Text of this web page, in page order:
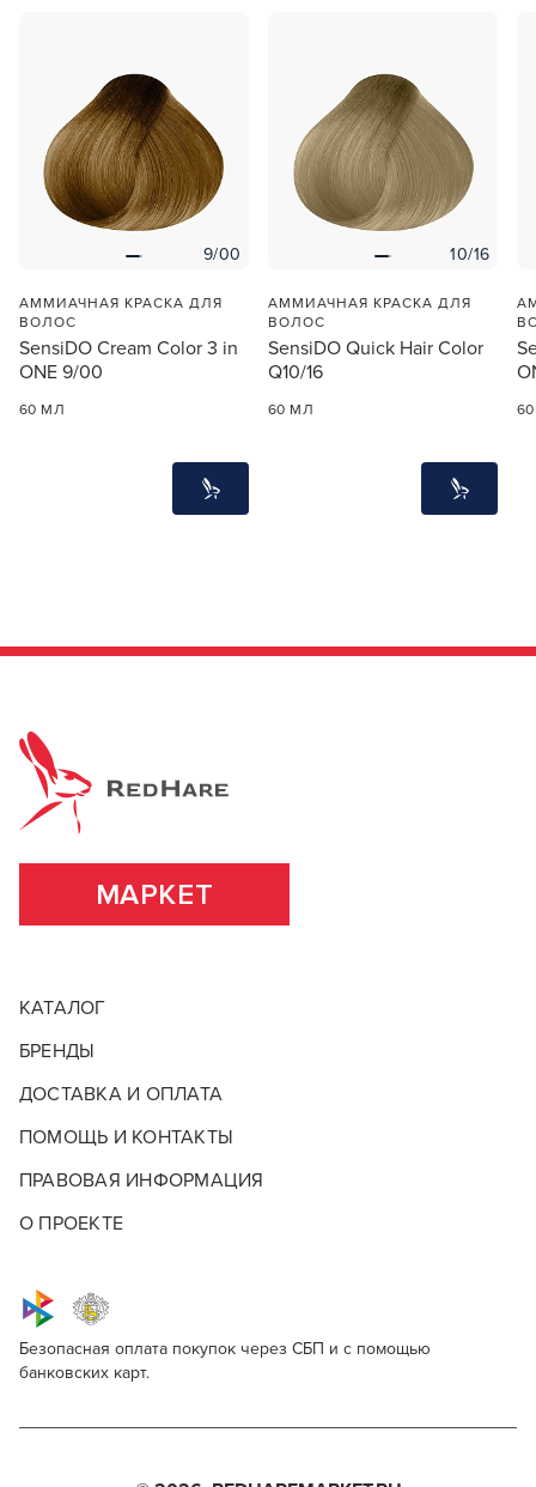
9/00
АММИАЧНАЯ КРАСКА ДЛЯ
ВОЛОС
SensiDO Cream Color 3 in
ONE 9/00
60 МЛ
10/16
АММИАЧНАЯ КРАСКА ДЛЯ
ВОЛОС
SensiDO Quick Hair Color
Q10/16
60 МЛ
МАРКЕТ
КАТАЛОГ
БРЕНДЫ
ДОСТАВКА И ОПЛАТА
ПОМОЩЬ И КОНТАКТЫ
ПРАВОВАЯ ИНФОРМАЦИЯ
О ПРОЕКТЕ
Безопасная оплата покупок через СБП и с помощью
банковских карт.
смотреть товары и оформлять заказы — удобнее и
намного быстрее!
УСТАНОВИТЬ ИЗ GOOGLE PLAY
ПРОДОЛЖУ ЗДЕСЬ